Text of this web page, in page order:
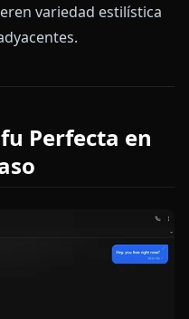
variedad estilística
Perfecta en